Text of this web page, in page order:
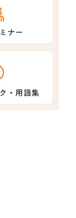
ナー
・用語集